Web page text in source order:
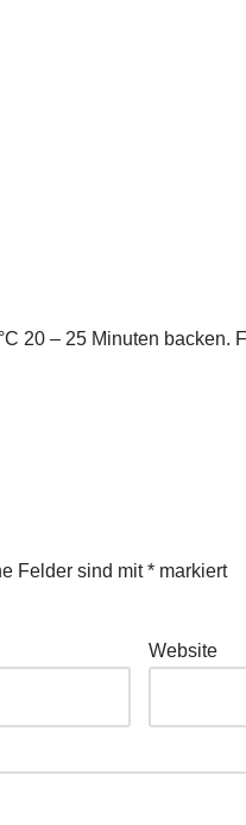
20 – 25 Minuten backen.
Felder sind mit*markiert
Website